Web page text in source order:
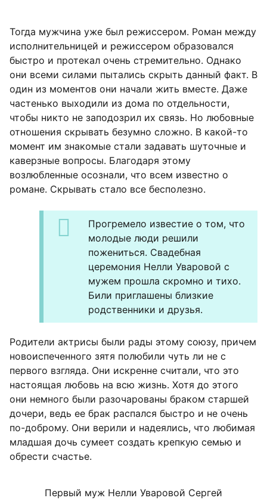
Тогда мужчина уже был режиссером. Роман между
исполнительницей и режиссером образовался
быстро и протекал очень стремительно. Однако
они всеми силами пытались скрыть данный факт. В
один из моментов они начали жить вместе. Даже
частенько выходили из дома по отдельности,
чтобы никто не заподозрил их связь. Но любовные
отношения скрывать безумно сложно. В какой-то
момент им знакомые стали задавать шуточные и
каверзные вопросы. Благодаря этому
возлюбленные осознали, что всем известно о
романе. Скрывать стало все бесполезно.
Прогремело известие о том, что
молодые люди решили
пожениться. Свадебная
церемония Нелли Уваровой с
мужем прошла скромно и тихо.
Били приглашены близкие
родственники и друзья.
Родители актрисы были рады этому союзу, причем
новоиспеченного зятя полюбили чуть ли не с
первого взгляда. Они искренне считали, что это
настоящая любовь на всю жизнь. Хотя до этого
они немного были разочарованы браком старшей
дочери, ведь ее брак распался быстро и не очень
по-доброму. Они верили и надеялись, что любимая
младшая дочь сумеет создать крепкую семью и
обрести счастье.
Первый муж Нелли Уваровой Сергей